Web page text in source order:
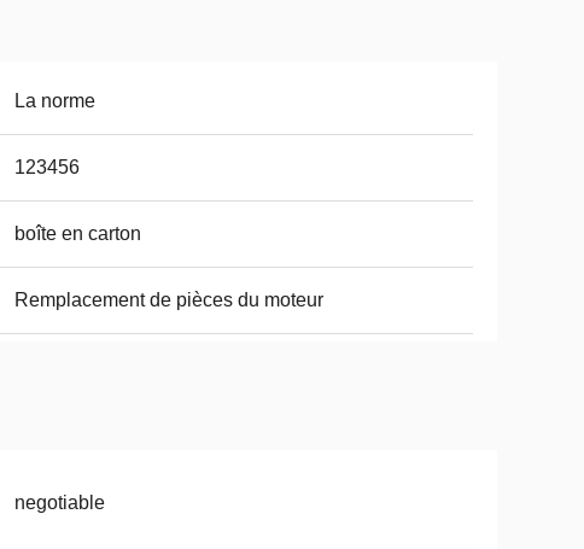
La norme
123456
boîte en carton
Remplacement de pièces du moteur
negotiable